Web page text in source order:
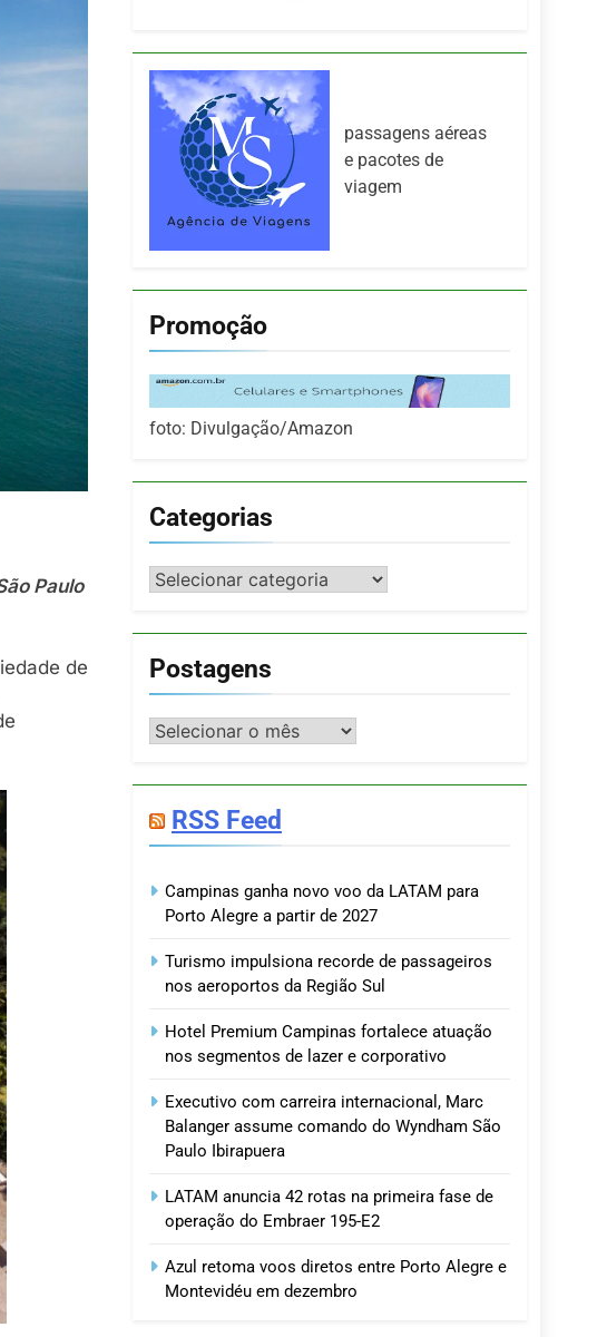
Paulo
de
passagens aéreas
e pacotes de
viagem
Promoção
foto: Divulgação/Amazon
Categorias
Categorias
Postagens
Postagens
RSS Feed
Campinas ganha novo voo da LATAM para
Porto Alegre a partir de 2027
Turismo impulsiona recorde de passageiros
nos aeroportos da Região Sul
Hotel Premium Campinas fortalece atuação
nos segmentos de lazer e corporativo
Executivo com carreira internacional, Marc
Balanger assume comando do Wyndham São
Paulo Ibirapuera
LATAM anuncia 42 rotas na primeira fase de
operação do Embraer 195-E2
Azul retoma voos diretos entre Porto Alegre e
Montevidéu em dezembro